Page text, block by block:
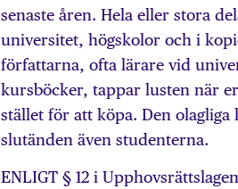
senaste åren. Hela eller stora
universitet, högskolor och i
författarna, ofta lärare vid
kursböcker, tappar lusten när
stället för att köpa. Den
slutänden även studenterna.
ENLIGT § 12 i